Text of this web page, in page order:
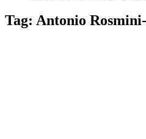
Tag: Antonio